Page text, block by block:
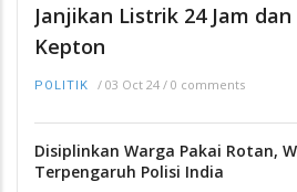
Janjikan Listrik 24 Jam
Kepton
POLITIK / 03 Oct 24 / 0 comments
Disiplinkan Warga Pakai Rotan,
Terpengaruh Polisi India